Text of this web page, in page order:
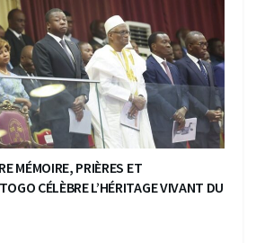
MÉMOIRE, PRIÈRES ET
CÉLÈBRE L’HÉRITAGE VIVANT DU